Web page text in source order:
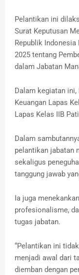
Pelantikan ini
Surat Keputusan
Republik Indonesia
2025 tentang
dalam Jabatan
Dalam kegiatan ini,
Keuangan Lapas
Lapas Kelas IIB
Dalam
pelantikan jabatan
sekaligus
tanggung jawab
Ia juga
profesionalisme,
tugas jabatan.
“Pelantikan ini
menjadi awal dari
diemban dengan